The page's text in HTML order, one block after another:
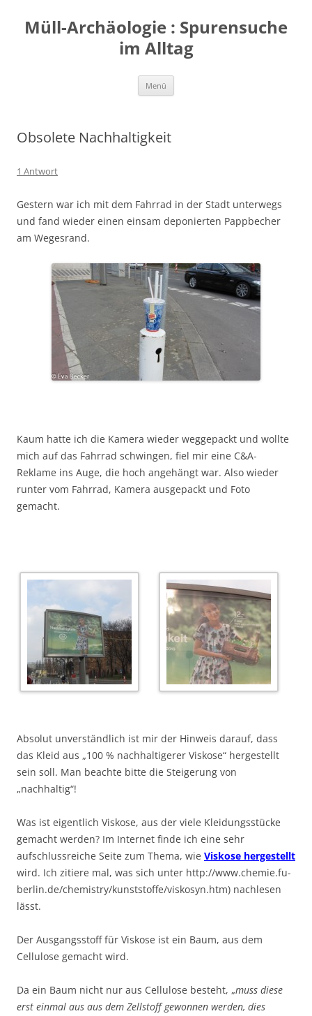
springen
Müll-Archäologie : Spurensuche
im Alltag
Menü
Obsolete Nachhaltigkeit
1 Antwort
Gestern war ich mit dem Fahrrad in der Stadt unterwegs
und fand wieder einen einsam deponierten Pappbecher
am Wegesrand.
Kaum hatte ich die Kamera wieder weggepackt und wollte
mich auf das Fahrrad schwingen, fiel mir eine C&A-
Reklame ins Auge, die hoch angehängt war. Also wieder
runter vom Fahrrad, Kamera ausgepackt und Foto
gemacht.
Absolut unverständlich ist mir der Hinweis darauf, dass
das Kleid aus „100 % nachhaltigerer Viskose“ hergestellt
sein soll. Man beachte bitte die Steigerung von
„nachhaltig“!
Was ist eigentlich Viskose, aus der viele Kleidungsstücke
gemacht werden? Im Internet finde ich eine sehr
aufschlussreiche Seite zum Thema, wie Viskose hergestellt
wird. Ich zitiere mal, was sich unter http://www.chemie.fu-
berlin.de/chemistry/kunststoffe/viskosyn.htm) nachlesen
lässt.
Der Ausgangsstoff für Viskose ist ein Baum, aus dem
Cellulose gemacht wird.
Da ein Baum nicht nur aus Cellulose besteht, „muss diese
erst einmal aus aus dem Zellstoff gewonnen werden, dies